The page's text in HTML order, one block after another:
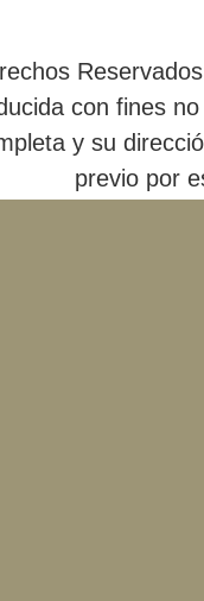
con fines
y su
previo por